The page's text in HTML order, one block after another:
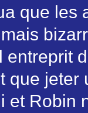
que les
entreprit
que jeter
et Robin